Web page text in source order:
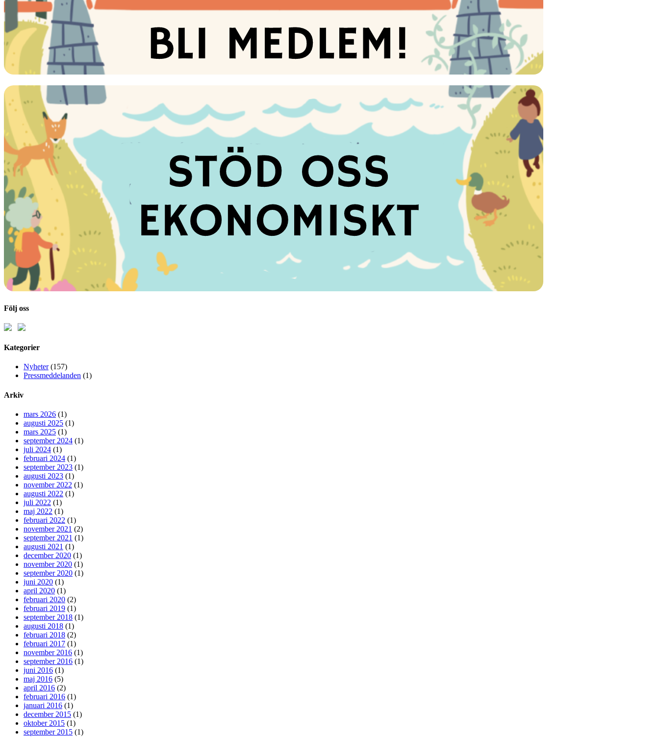
Följ oss
Kategorier
Nyheter(157)
Pressmeddelanden (1)
Arkiv
mars 2026 (1)
augusti 2025 (1)
mars 2025 (1)
september 2024 (1)
juli 2024 (1)
februari 2024 (1)
september 2023 (1)
augusti 2023 (1)
november 2022 (1)
augusti 2022 (1)
juli 2022 (1)
maj 2022 (1)
februari 2022 (1)
november 2021 (2)
september 2021 (1)
augusti 2021 (1)
december 2020 (1)
november 2020 (1)
september 2020 (1)
juni 2020 (1)
april 2020 (1)
februari 2020 (2)
februari 2019 (1)
september 2018 (1)
augusti 2018 (1)
februari 2018 (2)
februari 2017 (1)
november 2016 (1)
september 2016 (1)
juni 2016 (1)
maj 2016 (5)
april 2016 (2)
februari 2016 (1)
januari 2016 (1)
december 2015 (1)
oktober 2015 (1)
september 2015 (1)